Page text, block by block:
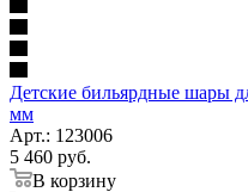
Детские бильярдные шары
мм
Арт.: 123006
5 460 руб.
В корзину